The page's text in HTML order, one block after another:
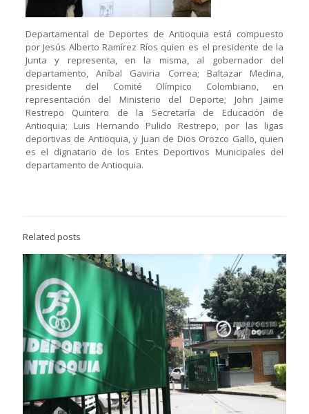
Departamental de Deportes de Antioquia está compuesto
por Jesús Alberto Ramírez Ríos quien es el presidente de la
Junta y representa, en la misma, al gobernador del
departamento, Aníbal Gaviria Correa; Baltazar Medina,
presidente del Comité Olímpico Colombiano, en
representación del Ministerio del Deporte; John Jaime
Restrepo Quintero de la Secretaría de Educación de
Antioquia; Luis Hernando Pulido Restrepo, por las ligas
deportivas de Antioquia, y Juan de Dios Orozco Gallo, quien
es el dignatario de los Entes Deportivos Municipales del
departamento de Antioquia.
Related posts